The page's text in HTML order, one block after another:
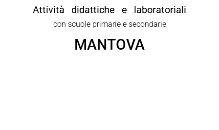
Attività didattiche e laboratoriali
con scuole primarie e secondarie
MANTOVA